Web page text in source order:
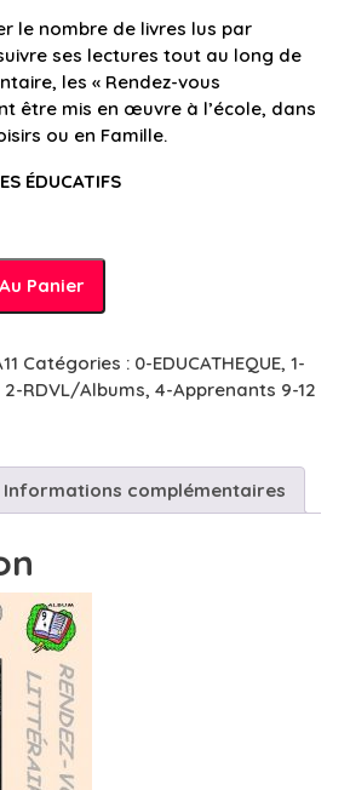
le nombre de livres lus par
ses lectures tout au long de
les « Rendez-vous
être mis en œuvre à l’école, dans
ou en Famille.
ÉDUCATIFS
Panier
Catégories : 0-EDUCATHEQUE, 1-
2-RDVL/Albums, 4-Apprenants 9-12
Informations complémentaires